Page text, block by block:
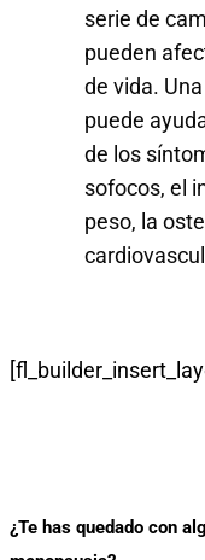
serie de
pueden
de vida. Una
puede
de los
sofocos, el
peso, la
¿Te has quedado con